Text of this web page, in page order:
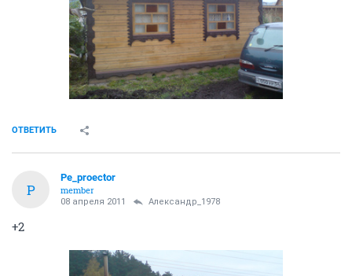
ОТВЕТИТЬ
P
Pe_proector
member
08 апреля 2011 Александр_1978
+2